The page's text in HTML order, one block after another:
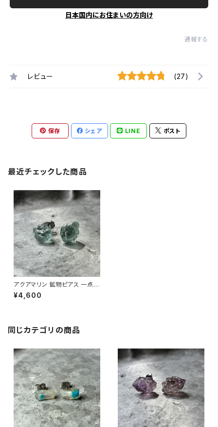
日本国内にお住まいの方向け
通報する
レビュー (27)
保存 シェア LINE ポスト
最近チェックした商品
アクアマリン 鉱物ピアス 一点も
の 原石 天然石 金属アレルギー
対応 ハンドメイド アクセサリー
¥4,600
同じカテゴリの商品